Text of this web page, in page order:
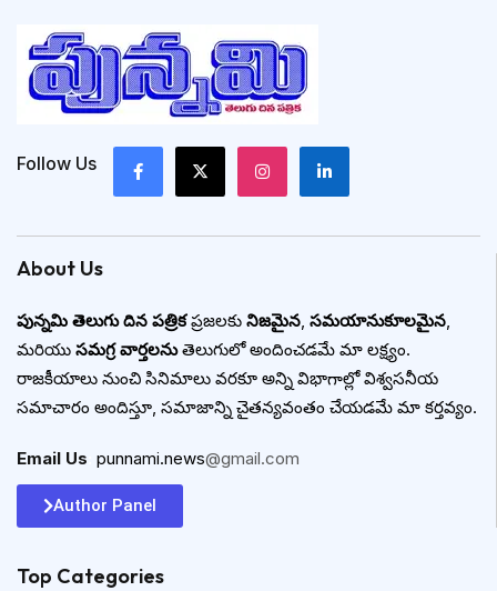
Follow Us
About Us
పున్నమి తెలుగు దిన పత్రికప్రజలకు నిజమైన, సమయానుకూలమైన,
మరియు సమగ్ర వార్తలనుతెలుగులో అందించడమే మా లక్ష్యం.
రాజకీయాలు నుంచి సినిమాలు వరకూ అన్ని విభాగాల్లో విశ్వసనీయ
సమాచారం అందిస్తూ, సమాజాన్ని చైతన్యవంతం చేయడమే మా కర్తవ్యం.
Email Us punnami.news@gmail.com
Author Panel
Top Categories​